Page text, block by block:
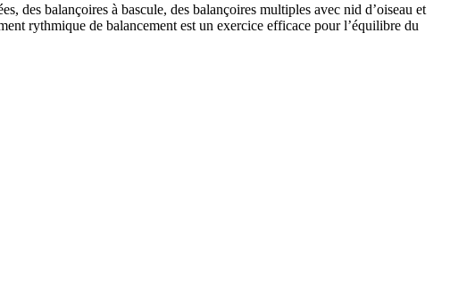
des balançoires à bascule, des balançoires multiples avec nid d’oiseau et
rythmique de balancement est un exercice efficace pour l’équilibre du